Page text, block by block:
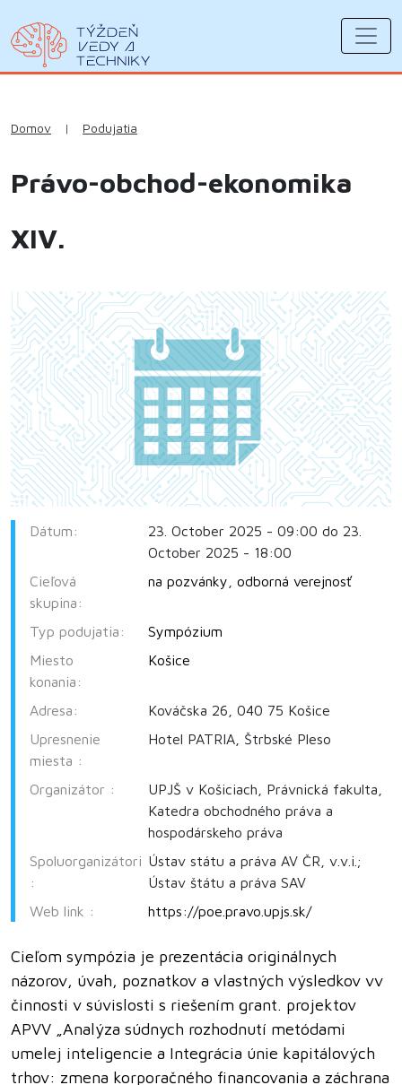
Domov | Podujatia
Právo-obchod-ekonomika
XIV.
Dátum:
23. October 2025 - 09:00 do 23.
October 2025 - 18:00
Cieľová
skupina:
na pozvánky odborná verejnosť
Typ podujatia:
Sympózium
Miesto
konania:
Košice
Adresa:
Kováčska 26, 040 75 Košice
Upresnenie
miesta :
Hotel PATRIA, Štrbské Pleso
Organizátor :
UPJŠ v Košiciach, Právnická fakulta,
Katedra obchodného práva a
hospodárskeho práva
Spoluorganizátori
:
Ústav státu a práva AV ČR, v.v.i.;
Ústav štátu a práva SAV
Web link :
https://poe.pravo.upjs.sk/
Cieľom sympózia je prezentácia originálnych
názorov, úvah, poznatkov a vlastných výsledkov vv
činnosti v súvislosti s riešením grant. projektov
APVV „Analýza súdnych rozhodnutí metódami
umelej inteligencie a Integrácia únie kapitálových
trhov: zmena korporačného financovania a záchrana